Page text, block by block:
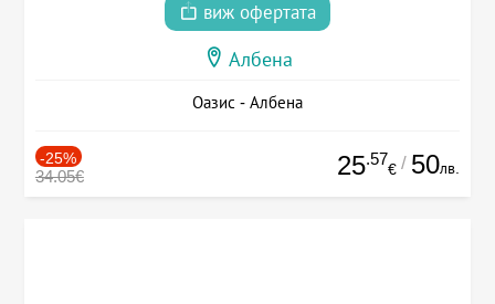
виж офертата
Албена
Оазис - Албена
-25%
34.05€ 25.57
€ / 50лв.